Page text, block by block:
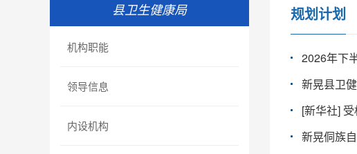
县卫生健康局
机构职能
领导信息
内设机构
规划计划
2026年下
新晃县卫
[新华社]
新晃侗族